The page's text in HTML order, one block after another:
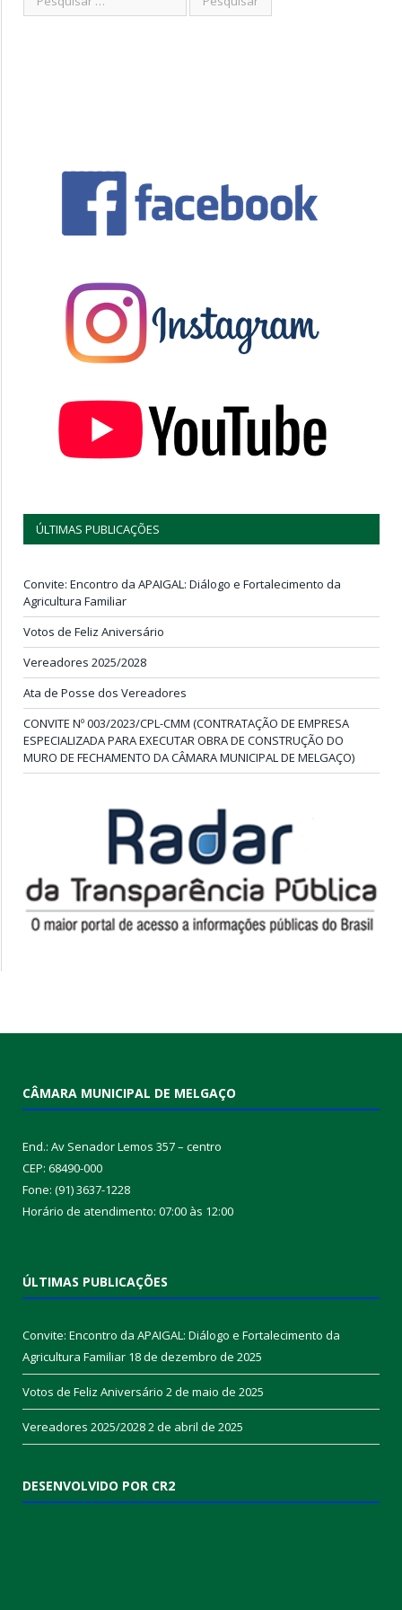
ÚLTIMAS PUBLICAÇÕES
Convite: Encontro da APAIGAL: Diálogo e Fortalecimento da
Agricultura Familiar
Votos de Feliz Aniversário
Vereadores 2025/2028
Ata de Posse dos Vereadores
CONVITE Nº 003/2023/CPL-CMM (CONTRATAÇÃO DE EMPRESA
ESPECIALIZADA PARA EXECUTAR OBRA DE CONSTRUÇÃO DO
MURO DE FECHAMENTO DA CÂMARA MUNICIPAL DE MELGAÇO)
CÂMARA MUNICIPAL DE MELGAÇO
End.: Av Senador Lemos 357 – centro
CEP: 68490-000
Fone: (91) 3637-1228
Horário de atendimento: 07:00 às 12:00
ÚLTIMAS PUBLICAÇÕES
Convite: Encontro da APAIGAL: Diálogo e Fortalecimento da
Agricultura Familiar 18 de dezembro de 2025
Votos de Feliz Aniversário 2 de maio de 2025
Vereadores 2025/20282 de abril de 2025
DESENVOLVIDO POR CR2